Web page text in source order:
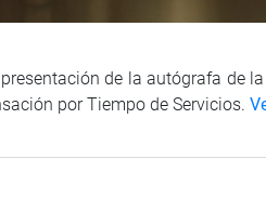
de la autógrafa de
por Tiempo de Servicios.